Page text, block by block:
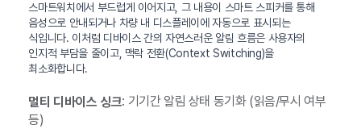
스마트워치에서 부드럽게 이어지고, 그 내용이 스마트 스피커를 통해
음성으로 안내되거나 차량 내 디스플레이에 자동으로 표시되는
식입니다. 이처럼 디바이스 간의 자연스러운 알림 흐름은 사용자의
인지적 부담을 줄이고, 맥락 전환(Context Switching)을
최소화합니다.
멀티 디바이스 싱크: 기기간 알림 상태 동기화 (읽음/무시 여부
등)